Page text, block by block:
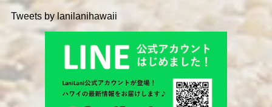
Tweets by lanilanihawaii